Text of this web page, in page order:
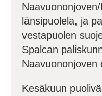
länsipuolela, ja
vestapuolen
Spalcan
Naavuononjoven
Kesäkuun